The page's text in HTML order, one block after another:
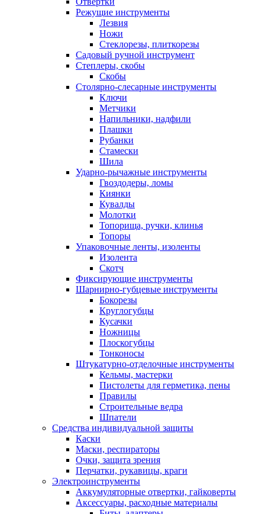
Режущие инструменты
Лезвия
Ножи
Стеклорезы, плиткорезы
Садовый ручной инструмент
Степлеры, скобы
Скобы
Столярно-слесарные инструменты
Ключи
Метчики
Напильники, надфили
Плашки
Рубанки
Стамески
Шила
Ударно-рычажные инструменты
Гвоздодеры, ломы
Киянки
Кувалды
Молотки
Топорища, ручки, клинья
Топоры
Упаковочные ленты, изоленты
Изолента
Скотч
Фиксирующие инструменты
Шарнирно-губцевые инструменты
Бокорезы
Круглогубцы
Кусачки
Ножницы
Плоскогубцы
Тонконосы
Штукатурно-отделочные инструменты
Кельмы, мастерки
Пистолеты для герметика, пены
Правилы
Строительные ведра
Шпатели
Средства индивидуальной защиты
Каски
Маски, респираторы
Очки, защита зрения
Перчатки, рукавицы, краги
Электроинструменты
Аккумуляторные отвертки, гайковерты
Аксессуары, расходные материалы